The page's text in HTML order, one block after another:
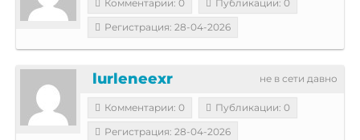
Комментарии: 0
Публикации: 0
Регистрация: 28-04-2026
не в сети давно
lurleneexr
Комментарии: 0
Публикации: 0
Регистрация: 28-04-2026